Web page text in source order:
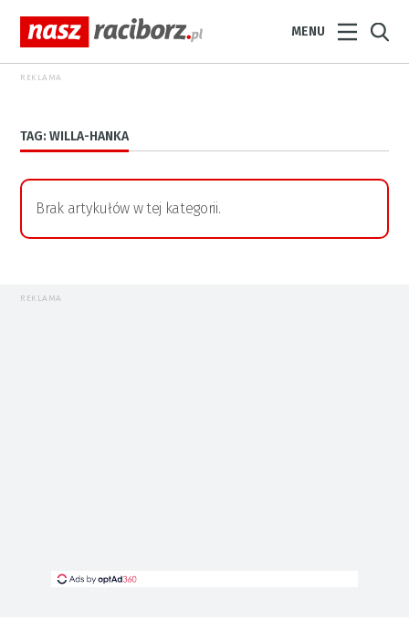
MENU
REKLAMA
TAG: WILLA-HANKA
Brak artykułów w tej kategorii.
REKLAMA